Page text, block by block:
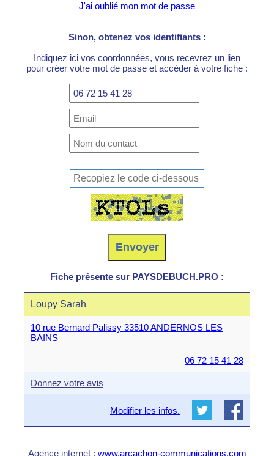
J'ai oublié mon mot de passe
Sinon, obtenez vos identifiants :
Indiquez ici vos coordonnées, vous recevrez un lien
pour créer votre mot de passe et accéder à votre fiche :
Fiche présente sur PAYSDEBUCH.PRO :
Loupy Sarah
10 rue Bernard Palissy 33510 ANDERNOS LES
BAINS
06 72 15 41 28
Donnez votre avis
Modifier les infos.
Agence internet : www.arcachon-communications.com